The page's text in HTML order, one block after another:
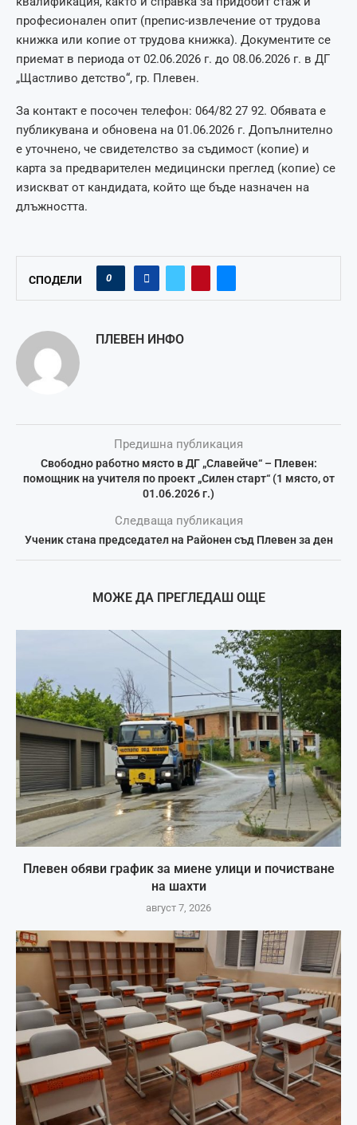
професионален опит (препис-извлечение от трудова
книжка или копие от трудова книжка). Документите се
приемат в периода от 02.06.2026 г. до 08.06.2026 г. в ДГ
„Щастливо детство“, гр. Плевен.
За контакт е посочен телефон: 064/82 27 92. Обявата е
публикувана и обновена на 01.06.2026 г. Допълнително
е уточнено, че свидетелство за съдимост (копие) и
карта за предварителен медицински преглед (копие) се
изискват от кандидата, който ще бъде назначен на
длъжността.
СПОДЕЛИ 0
ПЛЕВЕН ИНФО
Предишна публикация
Свободно работно място в ДГ „Славейче“ – Плевен:
помощник на учителя по проект „Силен старт“ (1 място, от
01.06.2026 г.)
Следваща публикация
Ученик стана председател на Районен съд Плевен за ден
МОЖЕ ДА ПРЕГЛЕДАШ ОЩЕ
Плевен обяви график за миене улици и почистване
на шахти
август 7, 2026